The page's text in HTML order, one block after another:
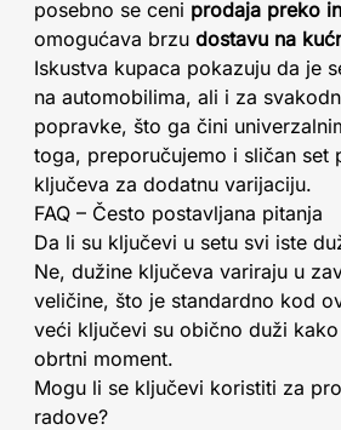
posebno se ceni prodaja preko
omogućava brzu dostavu na
Iskustva kupaca pokazuju da je
na automobilima, ali i za
popravke, što ga čini
toga, preporučujemo i sličan set
ključeva za dodatnu varijaciju.
FAQ – Često postavljana pitanja
Da li su ključevi u setu svi iste
Ne, dužine ključeva variraju u
veličine, što je standardno kod
veći ključevi su obično duži
obrtni moment.
Mogu li se ključevi koristiti za
radove?